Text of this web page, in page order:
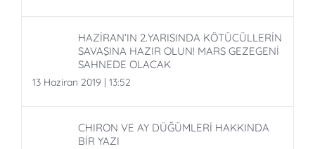
HAZİRAN’IN 2.YARISINDA KÖTÜCÜLLERİN
SAVAŞINA HAZIR OLUN! MARS GEZEGENİ
SAHNEDE OLACAK
13 Haziran 2019 | 13:52
CHIRON VE AY DÜĞÜMLERİ HAKKINDA
BİR YAZI